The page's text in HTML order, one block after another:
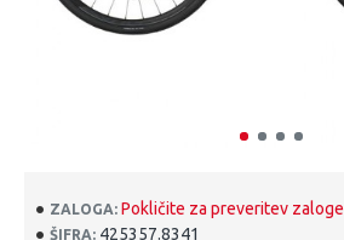
ZALOGA: Pokličite za preveritev zaloge
ŠIFRA: 425357.8341